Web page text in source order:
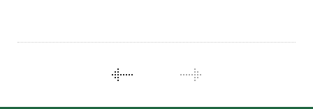
PORTFOLIO